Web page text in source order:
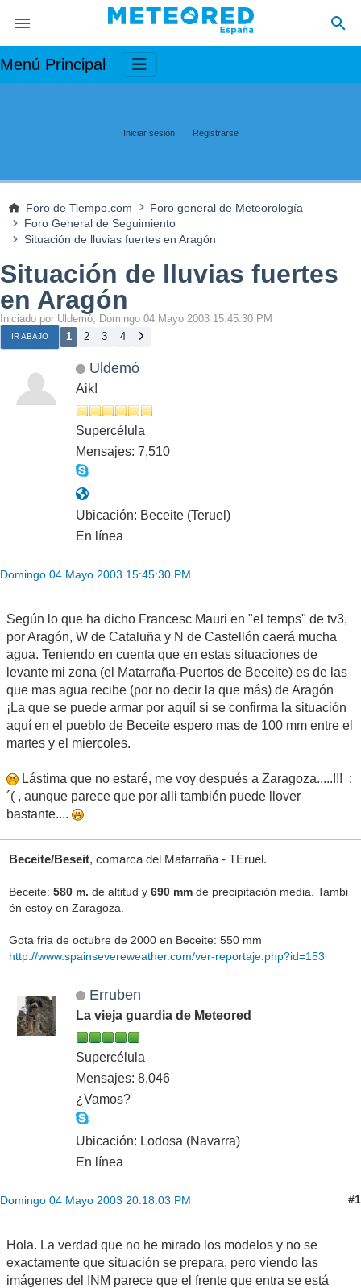
Menú Principal
Iniciar sesión Registrarse
Foro de Tiempo.com
Foro general de Meteorología
Foro General de Seguimiento
Situación de lluvias fuertes en Aragón
Situación de lluvias fuertes
en Aragón
Iniciado por Uldemó, Domingo 04 Mayo 2003 15:45:30 PM
IR ABAJO 1 2 3 4
Uldemó
Aik!
Supercélula
Mensajes: 7,510
Ubicación: Beceite (Teruel)
En línea
Domingo 04 Mayo 2003 15:45:30 PM
Según lo que ha dicho Francesc Mauri en "el temps" de tv3,
por Aragón, W de Cataluña y N de Castellón caerá mucha
agua. Teniendo en cuenta que en estas situaciones de
levante mi zona (el Matarraña-Puertos de Beceite) es de las
que mas agua recibe (por no decir la que más) de Aragón
¡La que se puede armar por aquí! si se confirma la situación
aquí en el pueblo de Beceite espero mas de 100 mm entre el
martes y el miercoles.
Lástima que no estaré, me voy después a Zaragoza.....!!! :
´( , aunque parece que por alli también puede llover
bastante....
Beceite/Beseit, comarca del Matarraña - TEruel.
Beceite: 580 m. de altitud y 690 mmde precipitación media. Tambi
én estoy en Zaragoza.
Gota fria de octubre de 2000 en Beceite: 550 mm
http://www.spainsevereweather.com/ver-reportaje.php?id=153
Erruben
La vieja guardia de Meteored
Supercélula
Mensajes: 8,046
¿Vamos?
Ubicación: Lodosa (Navarra)
En línea
Domingo 04 Mayo 2003 20:18:03 PM #1
Hola. La verdad que no he mirado los modelos y no se
exactamente que situación se prepara, pero viendo las
imágenes del INM parece que el frente que entra se está